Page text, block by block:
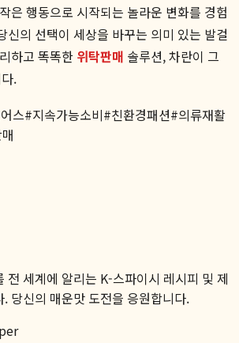
은 행동으로 시작되는 놀라운 변화를 경험
신의 선택이 세상을 바꾸는 의미 있는 발걸
하고 똑똑한 위탁판매 솔루션, 차란이 그
.
스#지속가능소비#친환경패션#의류재활
전 세계에 알리는 K-스파이시 레시피 및 제
당신의 매운맛 도전을 응원합니다.